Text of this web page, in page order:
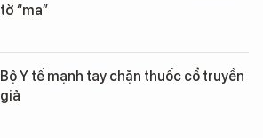
tờ “ma”
Bộ Y tế mạnh tay chặn thuốc cổ truyền
giả